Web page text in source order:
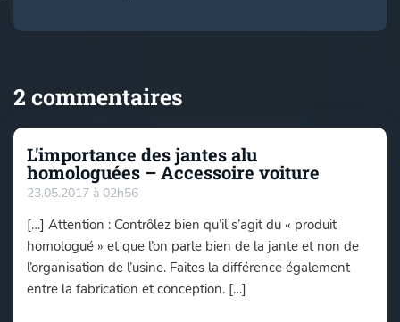
2 commentaires
L'importance des jantes alu
homologuées – Accessoire voiture
23.05.2017 à 02h56
[…] Attention : Contrôlez bien qu’il s’agit du « produit
homologué » et que l’on parle bien de la jante et non de
l’organisation de l’usine. Faites la différence également
entre la fabrication et conception. […]